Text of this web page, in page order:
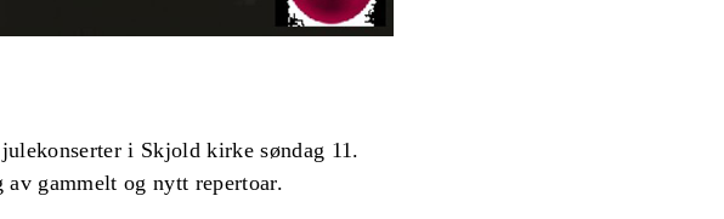
i Skjold kirke søndag 11.
gammelt og nytt repertoar.